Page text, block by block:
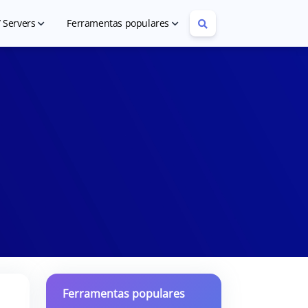
Servers Ferramentas populares
Ferramentas populares